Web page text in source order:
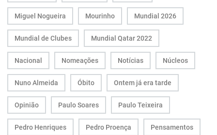
Miguel Nogueira Mourinho Mundial 2026
Mundial de Clubes Mundial Qatar 2022
Nacional Nomeações Notícias Núcleos
Nuno Almeida Óbito Ontem já era tarde
Opinião Paulo Soares Paulo Teixeira
Pedro Henriques Pedro Proença Pensamentos